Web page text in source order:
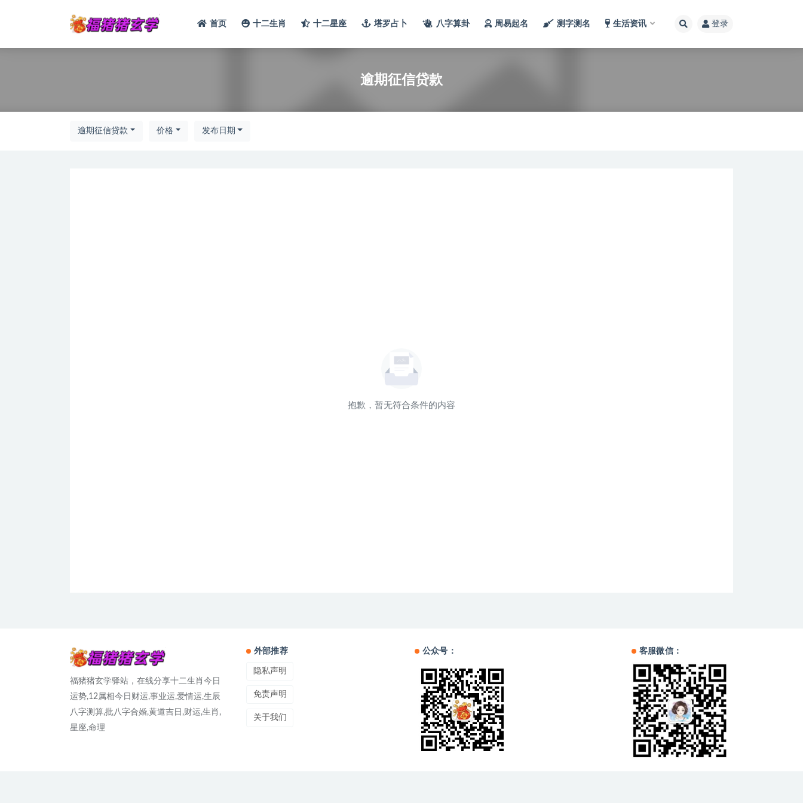
首页 十二生肖 十二星座 塔罗占卜 八字算卦 周易起名 测字测名 生活资讯 登录
逾期征信贷款
逾期征信贷款 价格 发布日期
抱歉，暂无符合条件的内容
福猪猪玄学驿站，在线分享十二生肖今日
运势,12属相今日财运,事业运,爱情运,生辰
八字测算,批八字合婚,黄道吉日,财运,生肖,
星座,命理
外部推荐
隐私声明
免责声明
关于我们
公众号： 客服微信：